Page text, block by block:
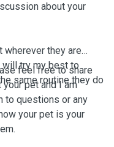
about your
wherever they are
same routine they do
feel free to share
pet and I am
to questions or any
your pet is your